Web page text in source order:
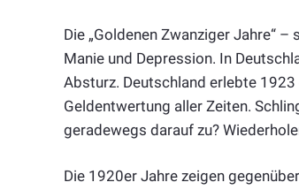
Die „Goldenen Zwanziger Jahre“
Manie und Depression. In
Absturz. Deutschland erlebte
Geldentwertung aller Zeiten.
geradewegs darauf zu?
Die 1920er Jahre zeigen